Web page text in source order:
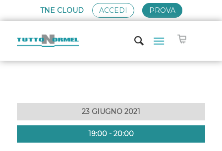
TNE CLOUD ACCEDI PROVA
23 GIUGNO 2021
19:00 - 20:00